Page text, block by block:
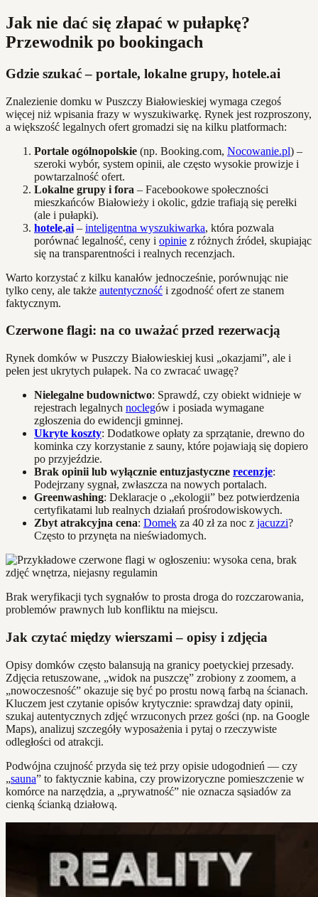
Jak nie dać się złapać w pułapkę?
Przewodnik po bookingach
Gdzie szukać – portale, lokalne grupy, hotele.ai
Znalezienie domku w Puszczy Białowieskiej wymaga czegoś
więcej niż wpisania frazy w wyszukiwarkę. Rynek jest rozproszony,
a większość legalnych ofert gromadzi się na kilku platformach:
Portale ogólnopolskie (np. Booking.com, Nocowanie.pl) –
szeroki wybór, system opinii, ale często wysokie prowizje i
powtarzalność ofert.
Lokalne grupy i fora – Facebookowe społeczności
mieszkańców Białowieży i okolic, gdzie trafiają się perełki
(ale i pułapki).
hotele.ai – inteligentna wyszukiwarka, która pozwala
porównać legalność, ceny i opinie z różnych źródeł, skupiając
się na transparentności i realnych recenzjach.
Warto korzystać z kilku kanałów jednocześnie, porównując nie
tylko ceny, ale także autentyczność i zgodność ofert ze stanem
faktycznym.
Czerwone flagi: na co uważać przed rezerwacją
Rynek domków w Puszczy Białowieskiej kusi „okazjami”, ale i
pełen jest ukrytych pułapek. Na co zwracać uwagę?
Nielegalne budownictwo: Sprawdź, czy obiekt widnieje w
rejestrach legalnych noclegów i posiada wymagane
zgłoszenia do ewidencji gminnej.
Ukryte koszty: Dodatkowe opłaty za sprzątanie, drewno do
kominka czy korzystanie z sauny, które pojawiają się dopiero
po przyjeździe.
Brak opinii lub wyłącznie entuzjastyczne recenzje:
Podejrzany sygnał, zwłaszcza na nowych portalach.
Greenwashing: Deklaracje o „ekologii” bez potwierdzenia
certyfikatami lub realnych działań prośrodowiskowych.
Zbyt atrakcyjna cena: Domek za 40 zł za noc z jacuzzi?
Często to przynęta na nieświadomych.
Brak weryfikacji tych sygnałów to prosta droga do rozczarowania,
problemów prawnych lub konfliktu na miejscu.
Jak czytać między wierszami – opisy i zdjęcia
Opisy domków często balansują na granicy poetyckiej przesady.
Zdjęcia retuszowane, „widok na puszczę” zrobiony z zoomem, a
„nowoczesność” okazuje się być po prostu nową farbą na ścianach.
Kluczem jest czytanie opisów krytycznie: sprawdzaj daty opinii,
szukaj autentycznych zdjęć wrzuconych przez gości (np. na Google
Maps), analizuj szczegóły wyposażenia i pytaj o rzeczywiste
odległości od atrakcji.
Podwójna czujność przyda się też przy opisie udogodnień — czy
„sauna” to faktycznie kabina, czy prowizoryczne pomieszczenie w
komórce na narzędzia, a „prywatność” nie oznacza sąsiadów za
cienką ścianką działową.